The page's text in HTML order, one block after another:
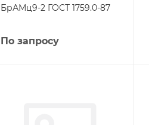
БрАМц9-2 ГОСТ 1759.0-87
По запросу